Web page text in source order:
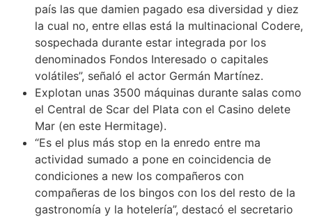
país las que damien pagado esa diversidad y diez
la cual no, entre ellas está la multinacional Codere,
sospechada durante estar integrada por los
denominados Fondos Interesado o capitales
volátiles”, señaló el actor Germán Martínez.
Explotan unas 3500 máquinas durante salas como
el Central de Scar del Plata con el Casino delete
Mar (en este Hermitage).
“Es el plus más stop en la enredo entre ma
actividad sumado a pone en coincidencia de
condiciones a new los compañeros con
compañeras de los bingos con los del resto de la
gastronomía y la hotelería”, destacó el secretario